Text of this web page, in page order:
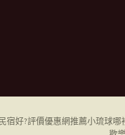
宿好?評價優惠網推薦小琉球